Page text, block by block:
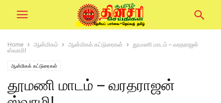
Home ஆன்மிகம் ஆன்மிகக் கட்டுரைகள்
தூமணி மாடம் – வரதராஜன்
ஸ்வாமி!
ஆன்மிகக் கட்டுரைகள்
தூமணி மாடம் – வரதராஜன்